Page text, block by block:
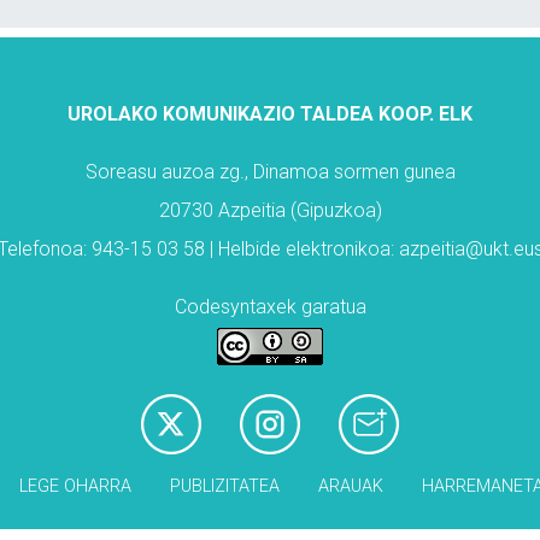
UROLAKO KOMUNIKAZIO TALDEA KOOP. ELK
Soreasu auzoa zg., Dinamoa sormen gunea
20730 Azpeitia (Gipuzkoa)
943-15 03 58 | Helbide elektronikoa:
Codesyntaxek garatua
LEGE OHARRA PUBLIZITATEA ARAUAK